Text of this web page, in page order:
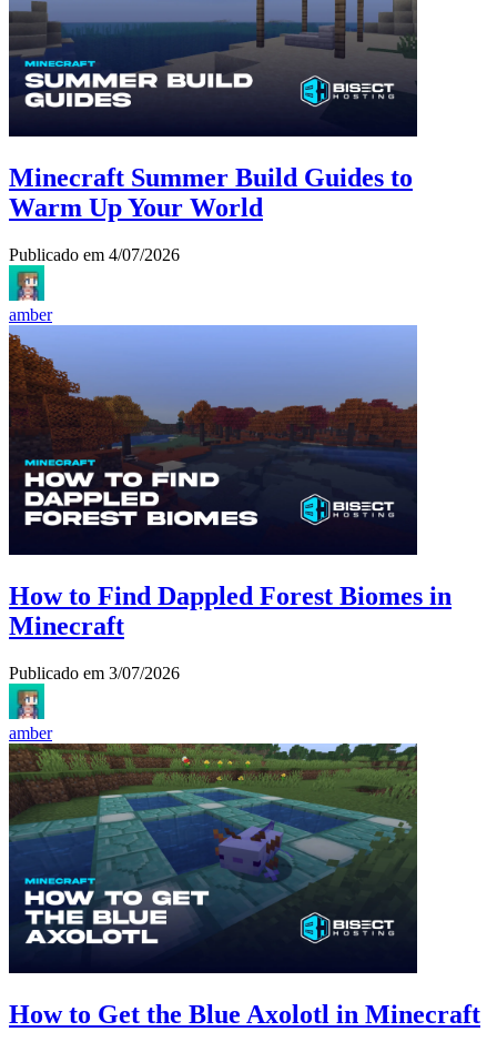
Minecraft Summer Build Guides to
Warm Up Your World
Publicado em 4/07/2026
amber
How to Find Dappled Forest Biomes in
Minecraft
Publicado em 3/07/2026
amber
How to Get the Blue Axolotl in Minecraft